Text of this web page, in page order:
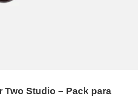
Two Studio – Pack para